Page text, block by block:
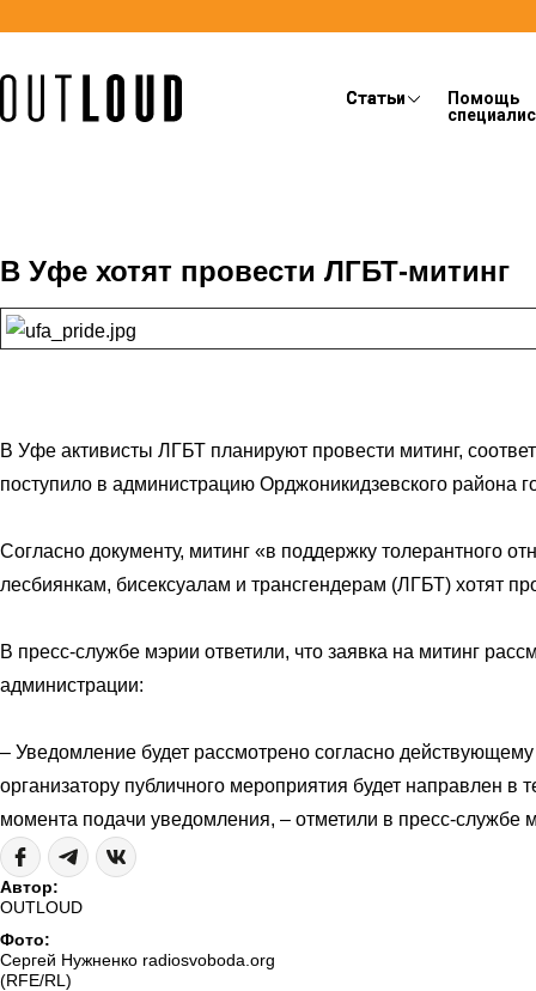
Статьи
Статьи
Помощь
В Уфе хотят провести ЛГБТ-митинг
В Уфе активисты ЛГБТ планируют провести митинг,
поступило в администрацию Орджоникидзевского района
Согласно документу, митинг «в поддержку толерантного
лесбиянкам, бисексуалам и трансгендерам (ЛГБТ) хотят
В пресс-службе мэрии ответили, что заявка на митинг
администрации:
– Уведомление будет рассмотрено согласно действующему
организатору публичного мероприятия будет направлен в
момента подачи уведомления, – отметили в пресс-службе
Автор:
OUTLOUD
Фото:
Сергей Нужненко radiosvoboda.org
(RFE/RL)